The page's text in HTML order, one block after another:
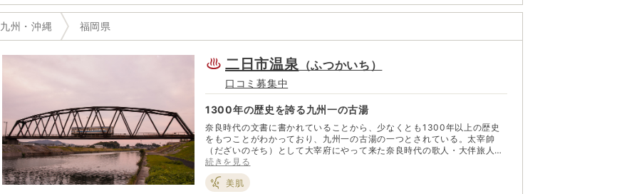
九州・沖縄 福岡県
二日市温泉 （ふつかいち ）
口コミ募集中
1300年の歴史を誇る九州一の古湯
奈良時代の文書に書かれていることから、少なくとも1300年以上の歴史
をもつことがわかっており、九州一の古湯の一つとされている。太宰帥
（だざいのそち）として大宰府にやって来た奈良時代の歌人・大伴旅人が
亡き妻を想って詠んだ和歌をはじめとして、多くの和歌が詠まれてきた。
現在は福岡市からのアクセスに優れることもあってにぎやかな温泉街にな
っているが、共同浴場もあり伝統を感じさせる。近くの「天拝山（てんぱ
続きを見る
美肌